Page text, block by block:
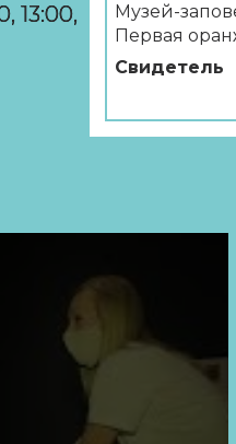
13:00,
Музей-
Первая
Свидетель